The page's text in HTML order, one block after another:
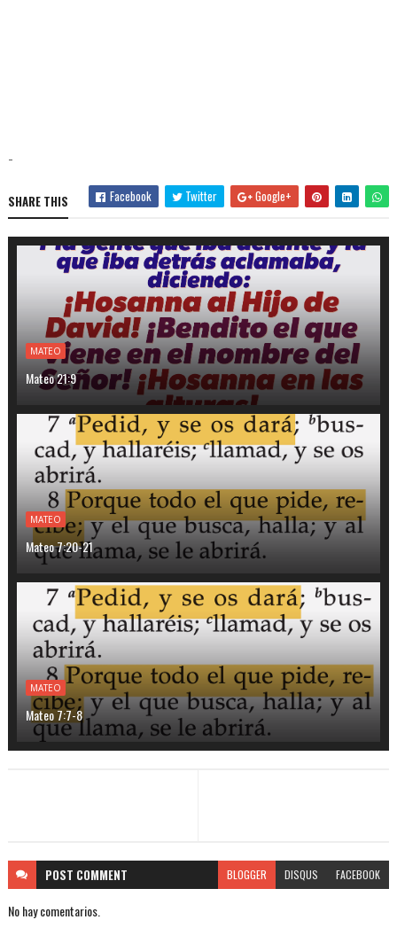
-
SHARE THIS Facebook Twitter Google+
MATEO
Mateo 21:9
MATEO
Mateo 7:20-21
MATEO
Mateo 7:7-8
POST COMMENT BLOGGER DISQUS FACEBOOK
No hay comentarios.